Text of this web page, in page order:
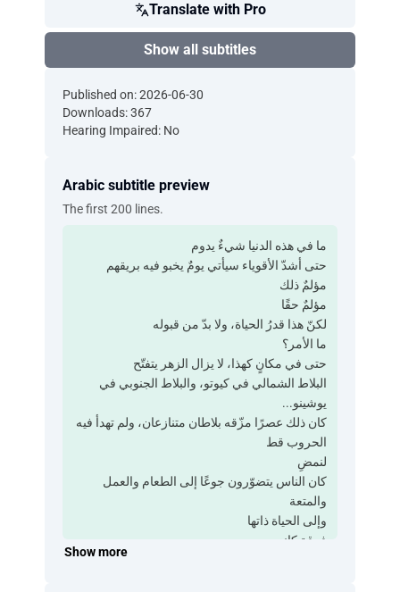
Translate with Pro
Show all subtitles
Published on: 2026-06-30
Downloads: 367
Hearing Impaired: No
Arabic subtitle preview
The first 200 lines.
‫ما في هذه الدنيا شيءٌ يدوم
‫حتى أشدّ الأقوياء سيأتي يومٌ يخبو فيه بريقهم
‫مؤلمٌ ذلك
‫مؤلمٌ حقًا
‫لكنّ هذا قدرُ الحياة، ولا بدّ من قبوله
‫ما الأمر؟
‫حتى في مكانٍ كهذا، لا يزال الزهر يتفتّح
‫البلاط الشمالي في كيوتو، والبلاط الجنوبي في
يوشينو...
‫كان ذلك عصرًا مزّقه بلاطان متنازعان، ولم تهدأ فيه
الحروب قط
‫لنمضِ
‫كان الناس يتضوّرون جوعًا إلى الطعام والعمل
والمتعة
‫وإلى الحياة ذاتها
‫فرقة كانزي
Show more